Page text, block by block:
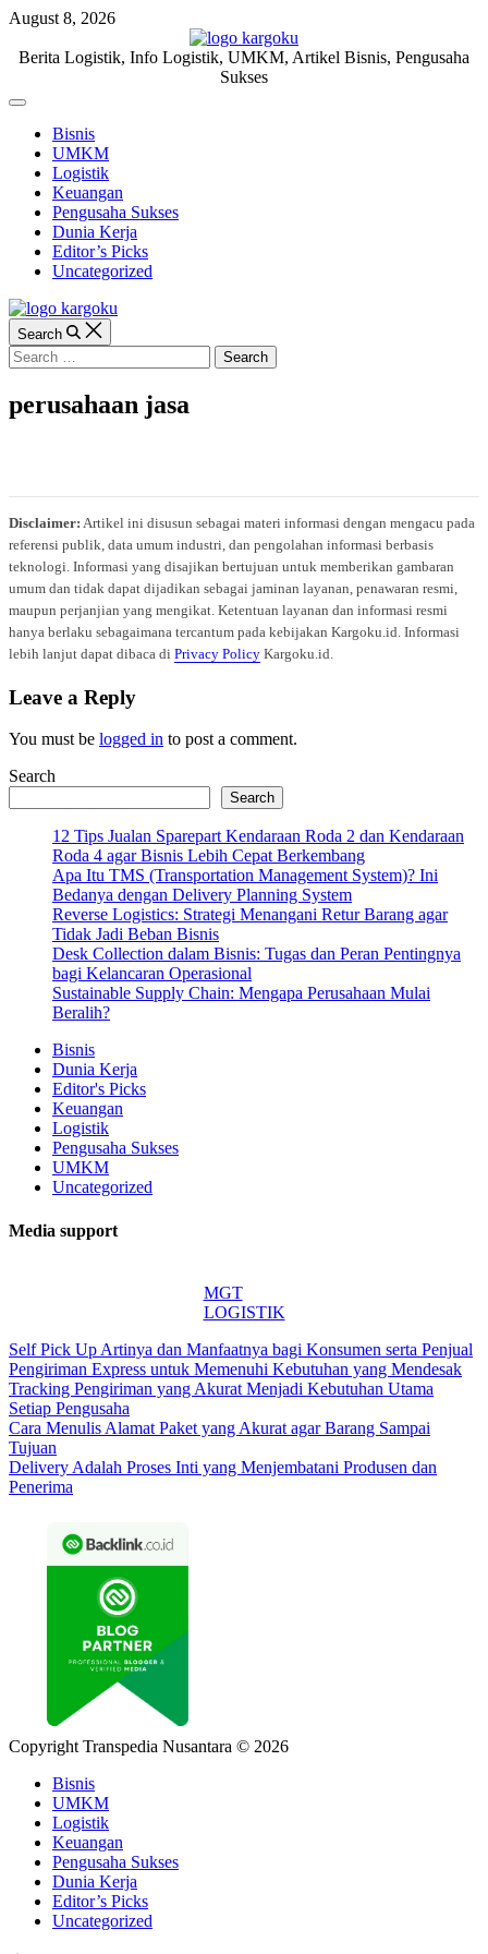
Skip
content
August 8, 2026
KARGOKU.ID
Berita Logistik, Info Logistik, UMKM, Artikel Bisnis, Pengusaha
Sukses
Off
CanvasBisnis
UMKM
Logistik
Keuangan
Pengusaha Sukses
Dunia Kerja
Editor’s Picks
Uncategorized
Search
Search
for:
perusahaan jasa
Disclaimer: Artikel ini disusun sebagai materi informasi dengan mengacu pada
referensi publik, data umum industri, dan pengolahan informasi berbasis
teknologi. Informasi yang disajikan bertujuan untuk memberikan gambaran
umum dan tidak dapat dijadikan sebagai jaminan layanan, penawaran resmi,
maupun perjanjian yang mengikat. Ketentuan layanan dan informasi resmi
hanya berlaku sebagaimana tercantum pada kebijakan Kargoku.id. Informasi
lebih lanjut dapat dibaca di Privacy Policy Kargoku.id.
Leave a Reply
You must be logged in to post a comment.
Search
Search
12 Tips Jualan Sparepart Kendaraan Roda 2 dan Kendaraan
Roda 4 agar Bisnis Lebih Cepat Berkembang
Apa Itu TMS (Transportation Management System)? Ini
Bedanya dengan Delivery Planning System
Reverse Logistics: Strategi Menangani Retur Barang agar
Tidak Jadi Beban Bisnis
Desk Collection dalam Bisnis: Tugas dan Peran Pentingnya
bagi Kelancaran Operasional
Sustainable Supply Chain: Mengapa Perusahaan Mulai
Beralih?
Bisnis
Dunia Kerja
Editor's Picks
Keuangan
Logistik
Pengusaha Sukses
UMKM
Uncategorized
Media support
MGT
LOGISTIK
Self Pick Up Artinya dan Manfaatnya bagi Konsumen serta Penjual
Pengiriman Express untuk Memenuhi Kebutuhan yang Mendesak
Tracking Pengiriman yang Akurat Menjadi Kebutuhan Utama
Setiap Pengusaha
Cara Menulis Alamat Paket yang Akurat agar Barang Sampai
Tujuan
Delivery Adalah Proses Inti yang Menjembatani Produsen dan
Penerima
Copyright Transpedia Nusantara © 2026
Bisnis
UMKM
Logistik
Keuangan
Pengusaha Sukses
Dunia Kerja
Editor’s Picks
Uncategorized